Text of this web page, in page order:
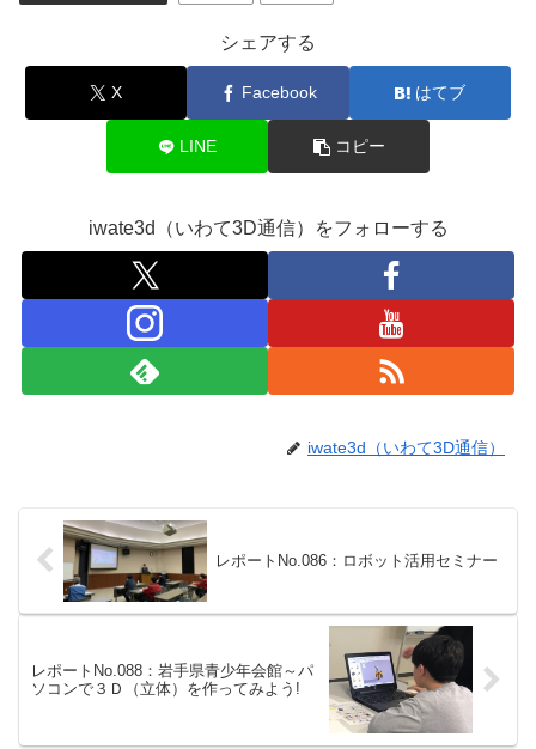
シェアする
X Facebook はてブ
LINE コピー
iwate3d（いわて3D通信）をフォローする
iwate3d（いわて3D通信）
レポートNo.086：ロボット活用セミナー
レポートNo.088：岩手県青少年会館～パ
ソコンで３Ｄ（立体）を作ってみよう!